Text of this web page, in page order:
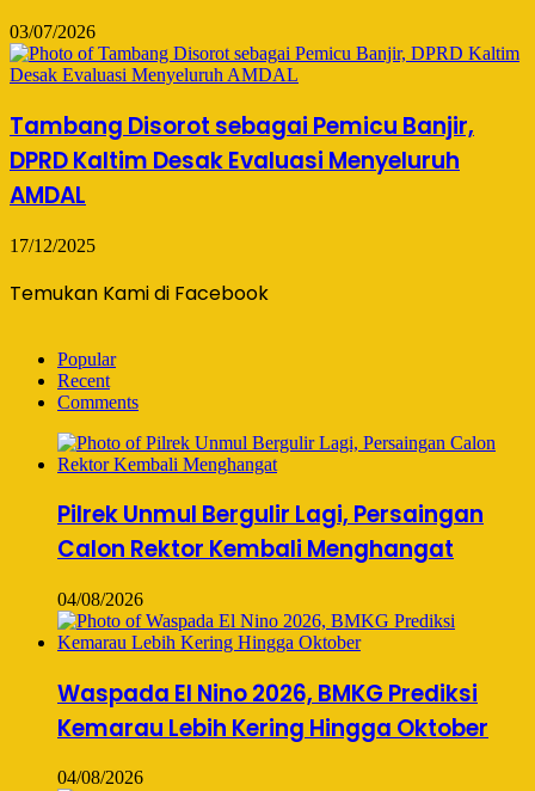
03/07/2026
Tambang Disorot sebagai Pemicu Banjir,
DPRD Kaltim Desak Evaluasi Menyeluruh
AMDAL
17/12/2025
Temukan Kami di Facebook
Popular
Recent
Comments
Pilrek Unmul Bergulir Lagi, Persaingan
Calon Rektor Kembali Menghangat
04/08/2026
Waspada El Nino 2026, BMKG Prediksi
Kemarau Lebih Kering Hingga Oktober
04/08/2026